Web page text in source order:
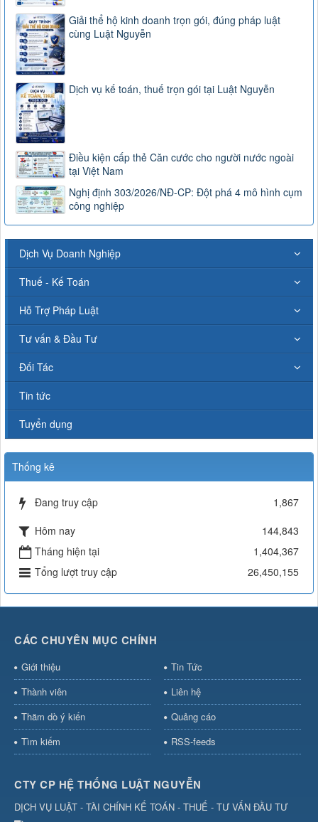
Giải thể hộ kinh doanh trọn gói, đúng pháp luật
cùng Luật Nguyễn
Dịch vụ kế toán, thuế trọn gói tại Luật Nguyễn
Điều kiện cấp thẻ Căn cước cho người nước ngoài
tại Việt Nam
Nghị định 303/2026/NĐ-CP: Đột phá 4 mô hình cụm
công nghiệp
Dịch Vụ Doanh Nghiệp
Thuế - Kế Toán
Hỗ Trợ Pháp Luật
Tư vấn & Đầu Tư
Đối Tác
Tin tức
Tuyển dụng
Thống kê
Đang truy cập
1,867
Hôm nay
144,843
Tháng hiện tại
1,404,367
Tổng lượt truy cập
26,450,155
CÁC CHUYÊN MỤC CHÍNH
Giới thiệu
Tin Tức
Thành viên
Liên hệ
Thăm dò ý kiến
Quảng cáo
Tìm kiếm
RSS-feeds
CTY CP HỆ THỐNG LUẬT NGUYỄN
DỊCH VỤ LUẬT - TÀI CHÍNH KẾ TOÁN - THUẾ - TƯ VẤN ĐẦU TƯ